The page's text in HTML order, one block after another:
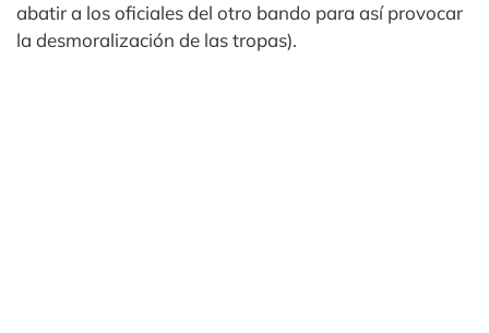
abatir a los oficiales del otro bando para así provocar
la desmoralización de las tropas).